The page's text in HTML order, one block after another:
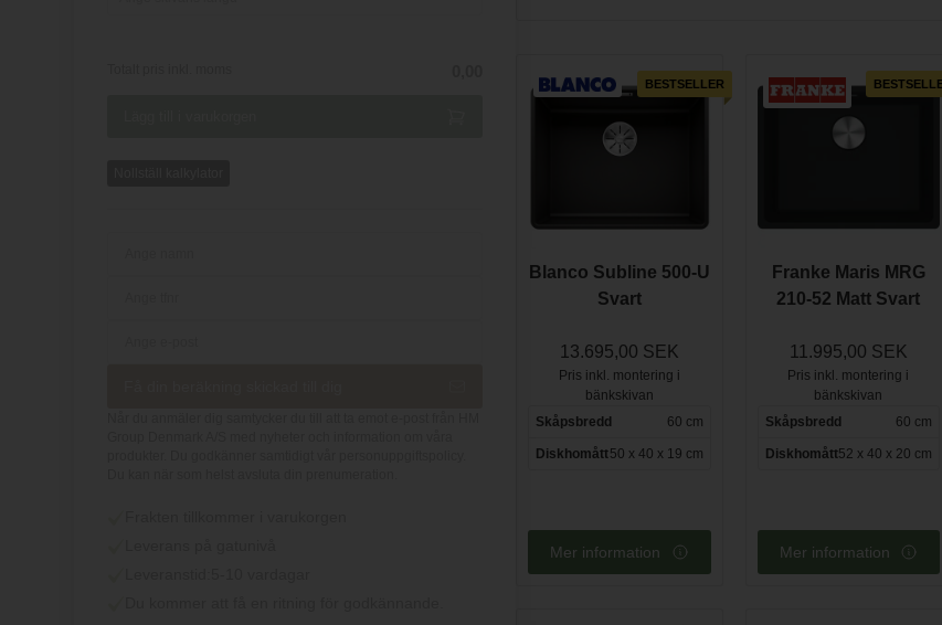
Blanco Subline 500-U
Svart
13.695,00 SEK
Pris inkl. montering i
bänkskivan
Skåpsbredd
60 cm
Diskhomått50 x 40 x 19 cm
Mer information
BESTSELLER
Franke Maris MRG
210-52 Matt Svart
11.995,00 SEK
Pris inkl. montering i
bänkskivan
Skåpsbredd
60 cm
Diskhomått52 x 40 x 20 cm
Mer information